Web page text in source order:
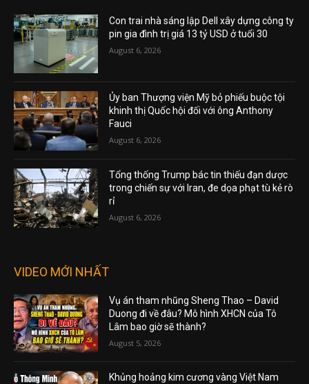
Con trai nhà sáng lập Dell xây dựng công ty
pin gia đình trị giá 13 tỷ USD ở tuổi 30
August 6, 2026
Ủy ban Thượng viện Mỹ bỏ phiếu buộc tội
khinh thị Quốc hội đối với ông Anthony
Fauci
August 6, 2026
Tổng thống Trump bác tin thiếu đạn dược
trong chiến sự với Iran, đe dọa phạt tù kẻ rò
rỉ
August 6, 2026
VIDEO MỚI NHẤT
Vụ án tham nhũng Sheng Thao – David
Duong đi về đâu? Mô hình XHCN của Tô
Lâm bao giờ sẽ thành?
August 5, 2026
Khủng hoảng kim cương vàng Việt Nam